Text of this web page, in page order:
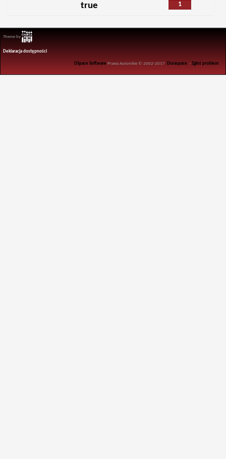
1
true
Theme by
Deklaracja dostępności
DSpace Software Prawa Autorskie © 2002-2017 Duraspace -Zgłoś problem